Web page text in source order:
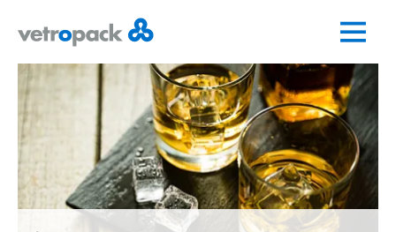
Startseite
Inhalt
springen
Kontakt
springen